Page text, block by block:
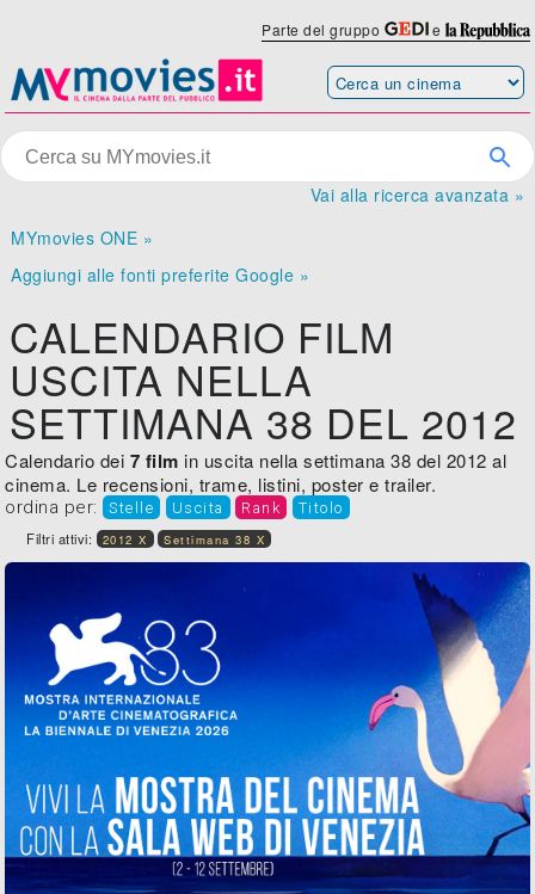
Parte del gruppo e
Vai alla ricerca avanzata »
MYmovies ONE »
Aggiungi alle fonti preferite Google »
CALENDARIO FILM
USCITA NELLA
SETTIMANA 38 DEL 2012
Calendario dei 7 film in uscita nella settimana 38 del 2012 al
cinema. Le recensioni, trame, listini, poster e trailer.
ordina per: Stelle Uscita Rank Titolo
Filtri attivi: 2012 X Settimana 38 X